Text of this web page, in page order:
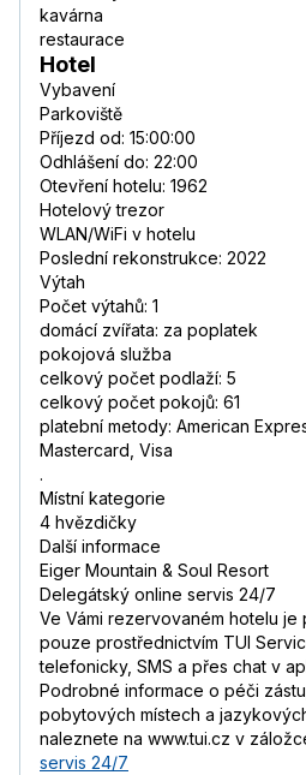
kavárna
restaurace
Hotel
Vybavení
Parkoviště
Příjezd od: 15:00:00
Odhlášení do: 22:00
Otevření hotelu: 1962
Hotelový trezor
WLAN/WiFi v hotelu
Poslední rekonstrukce: 2022
Výtah
Počet výtahů: 1
domácí zvířata: za poplatek
pokojová služba
celkový počet podlaží: 5
celkový počet pokojů: 61
platební metody: American
Mastercard, Visa
.
Místní kategorie
4 hvězdičky
Další informace
Eiger Mountain & Soul Resort
Delegátský online servis 24/7
Ve Vámi rezervovaném hotelu
pouze prostřednictvím TUI
telefonicky, SMS a přes chat v
Podrobné informace o péči
pobytových místech a
naleznete na www.tui.cz v
servis 24/7